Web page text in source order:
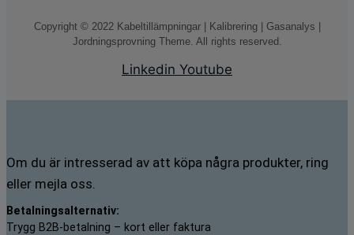
Copyright © 2022 Kabeltillämpningar | Kalibrering | Gasanalys |
Jordningsprovning Theme. All rights reserved.
Linkedin Youtube
Om du är intresserad av att köpa några produkter, ring
eller mejla oss.
Betalningsalternativ:
Trygg B2B-betalning – kort eller faktura